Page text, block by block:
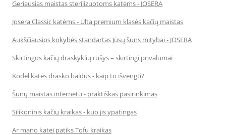
Geriausias maistas sterilizuotoms katėms - JOSERA
Josera Classic katėms - Ulta premium klasės kačių maistas
Aukščiausios kokybės standartas Jūsų šuns mitybai - JOSERA
Skirtingos kačių draskyklių rūšys – skirtingi privalumai
Kodėl katės drasko baldus - kaip to išvengti?
Šunų maistas internetu - praktiškas pasirinkimas
Silikoninis kačių kraikas - kuo jis ypatingas
Ar mano katei patiks Tofu kraikas